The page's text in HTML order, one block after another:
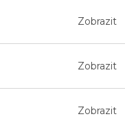
Zobrazit
Zobrazit
Zobrazit